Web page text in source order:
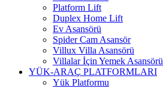
Platform Lift
Duplex Home Lift
Ev Asansörü
Spider Cam Asansör
Villux Villa Asansörü
Villalar İçin Yemek Asansörü
YÜK-ARAÇ PLATFORMLARI
Yük Platformu